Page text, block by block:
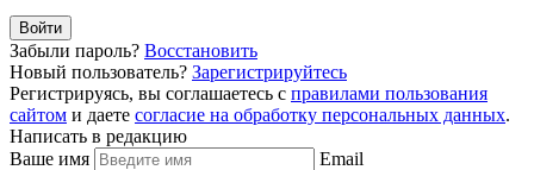
Войти
Забыли пароль? Восстановить
Новый пользователь? Зарегистрируйтесь
Регистрируясь, вы соглашаетесь с правилами пользования
сайтом и даете согласие на обработку персональных данных.
Написать в редакцию
Ваше имя
Email